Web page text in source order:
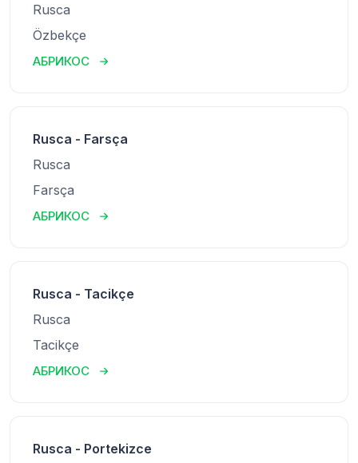
Rusca
Özbekçe
АБРИКОС
Rusca - Farsça
Rusca
Farsça
АБРИКОС
Rusca - Tacikçe
Rusca
Tacikçe
АБРИКОС
Rusca - Portekizce